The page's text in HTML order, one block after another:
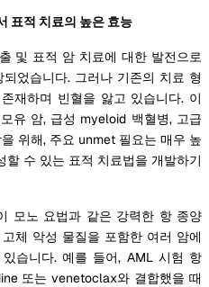
표적 치료의 높은 효능
및 표적 암 치료에 대한 발전으로
었습니다. 그러나 기존의 치료 형
재하며 빈혈을 앓고 있습니다. 이
유 암, 급성 myeloid 백혈병, 고급
위해, 주요 unmet 필요는 매우 높
수 있는 표적 치료법을 개발하기
모노 요법과 같은 강력한 항 종양
체 악성 물질을 포함한 여러 암에
습니다. 예를 들어, AML 시험 항
또는 venetoclax와 결합했을 때